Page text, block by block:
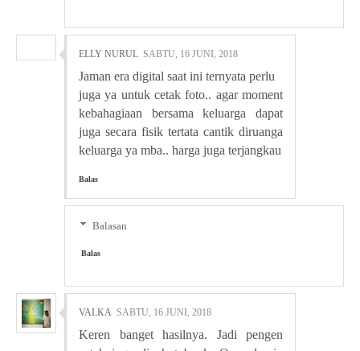
ELLY NURUL SABTU, 16 JUNI, 2018
Jaman era digital saat ini ternyata perlu
juga ya untuk cetak foto.. agar moment
kebahagiaan bersama keluarga dapat
juga secara fisik tertata cantik diruanga
keluarga ya mba.. harga juga terjangkau
Balas
Balasan
Balas
VALKA SABTU, 16 JUNI, 2018
Keren banget hasilnya. Jadi pengen